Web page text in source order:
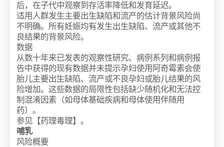
后，在子代中观察到存活率降低和发育延迟。
适用人群发生主要出生缺陷和流产的估计背景风险尚
不明确。所有妊娠均有发生出生缺陷、流产或其他不
良结果的背景风险。
数据
从数十年来已发表的观察性研究、病例系列和病例报
告中获得的现有数据并未提示孕妇使用阿奇霉素会使
胎儿主要出生缺陷、流产或不良孕妇或胎儿结果的风
险增加。这些数据的局限性包括缺少随机化和无法控
制混淆因素（如母体基础疾病和母体使用伴随用
药）。
参见【药理毒理】。
哺乳
风险概要